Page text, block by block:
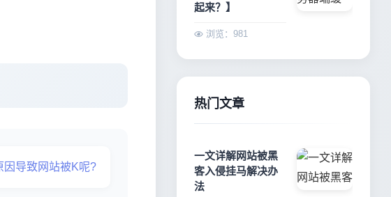
因导致网站被K呢?
起来？】
浏览：981
热门文章
一文详解网站被黑
客入侵挂马解决办
法